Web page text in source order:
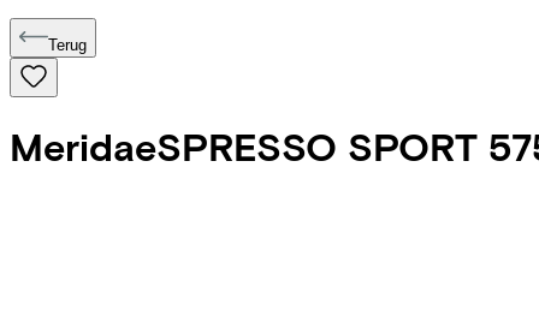
Terug
MeridaeSPRESSO SPORT